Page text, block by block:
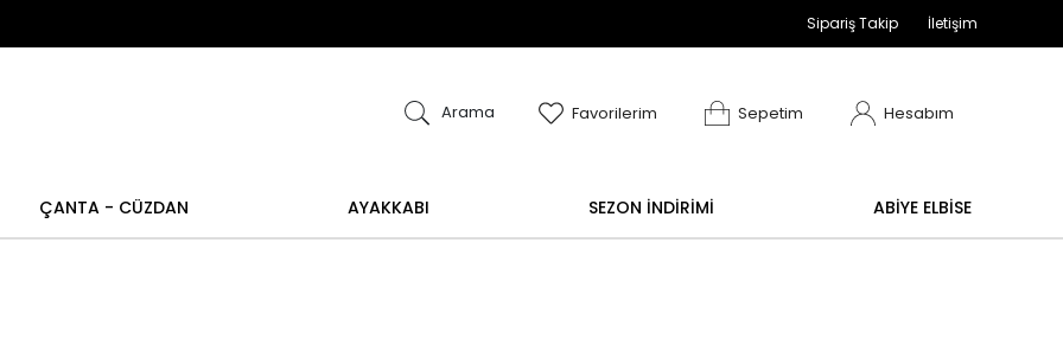
işlemi yoktur. Abiye alışverişlerinizde iade ve değişim işlemi yoktur. Abiye alışverişlerinizde
Sipariş Takip İletişim
Arama Favorilerim Sepetim Hesabım
ÇANTA - CÜZDAN AYAKKABI SEZON İNDİRİMİ ABİYE ELBİSE